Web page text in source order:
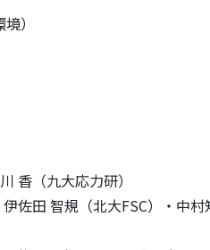
）
香（九大応力研）
田 智規（北大FSC）・中村